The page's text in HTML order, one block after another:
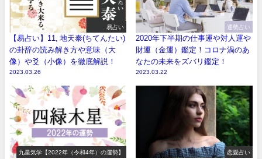
易占い
【易占い】11, 地天泰(ちてんたい)
の卦辞の読み解き方や意味（大
像）や爻（小像）を徹底解説！
2023.03.26
運勢占い
2020年下半期の仕事運や対人運や
財運（金運）鑑定！コロナ渦のあ
なたの未来をズバリ鑑定！
2023.03.22
九星気学【2022年（令和4年）の運勢】 恋愛占い